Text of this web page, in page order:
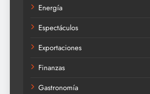
Energía
Espectáculos
Exportaciones
Finanzas
Gastronomía